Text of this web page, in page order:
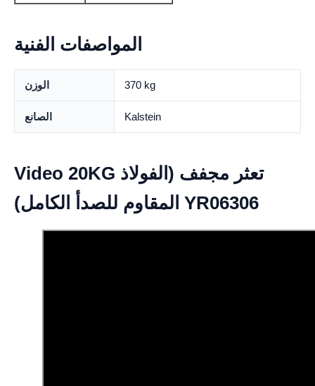
المواصفات الفنية
الوزن 370 kg
الصانع Kalstein
Video 20KG تعثر مجفف (الفولاذ
المقاوم للصدأ الكامل) YR06306